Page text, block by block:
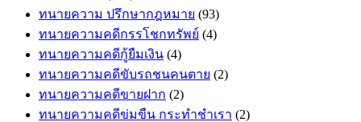
ทนายความ ปรึกษากฎหมาย (93)
ทนายความคดีกรรโชกทรัพย์ (4)
ทนายความคดีกู้ยืมเงิน (4)
ทนายความคดีขับรถชนคนตาย (2)
ทนายความคดีขายฝาก (2)
ทนายความคดีข่มขืน กระทำชำเรา (2)